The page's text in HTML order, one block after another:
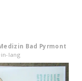
Bad Pyrmont
lang